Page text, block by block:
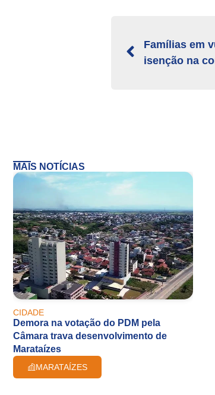
Famílias em
isenção na
MAIS NOTÍCIAS
CIDADE
Demora na votação do PDM pela
Câmara trava desenvolvimento de
Marataízes
MARATAÍZES